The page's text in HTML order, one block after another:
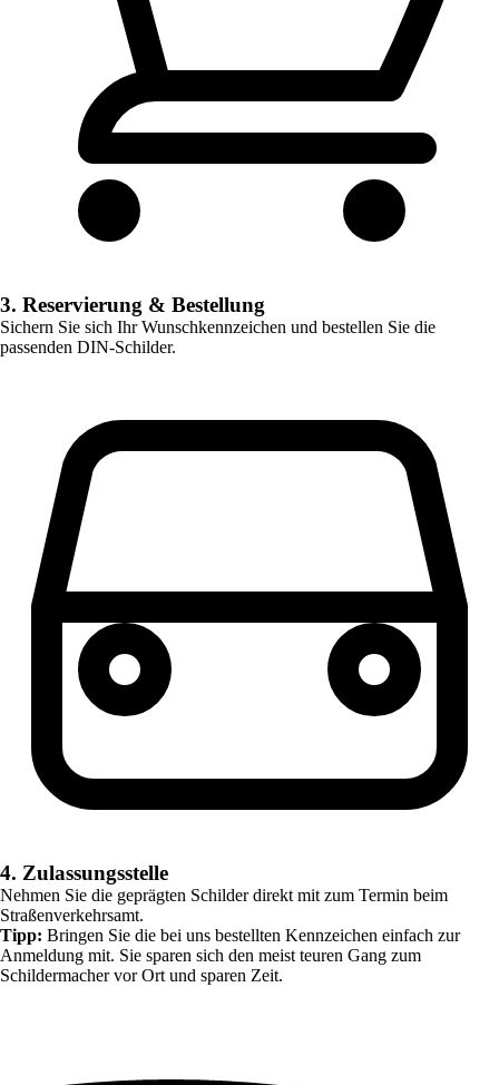
3. Reservierung & Bestellung
Sichern Sie sich Ihr Wunschkennzeichen und bestellen Sie die
passenden DIN-Schilder.
4. Zulassungsstelle
Nehmen Sie die geprägten Schilder direkt mit zum Termin beim
Straßenverkehrsamt.
Tipp: Bringen Sie die bei uns bestellten Kennzeichen einfach zur
Anmeldung mit. Sie sparen sich den meist teuren Gang zum
Schildermacher vor Ort und sparen Zeit.